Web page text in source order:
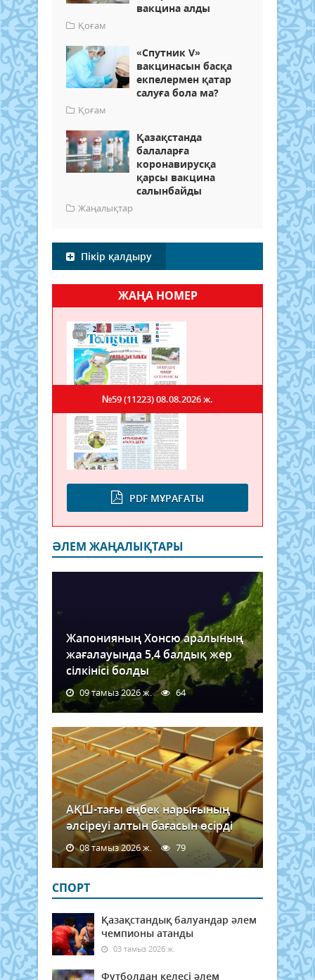
вакцина алды
Қоғам
«Спутник V»
вакцинасын басқа
екпелермен қатар
салуға бола ма?
Қоғам
Қазақстанда
балаларға
коронавирусқа
қарсы вакцина
салынбайды
Жаңалықтар
Пікір қалдыру
ЖАҢА НОМЕР
PDF МҰРАҒАТЫ
№59 (11223)08.08.2026 ж.
ӘЛЕМ ЖАҢАЛЫҚТАРЫ
Жапонияның Хонсю аралының
жағалауында 5,4 балдық жер
сілкінісі болды
09 тамыз 2026 ж. 64
АҚШ-тағы еңбек нарығының
әлсіреуі алтын бағасын өсірді
08 тамыз 2026 ж. 79
СПОРТ
Қазақстандық балуандар әлем
чемпионы атанды
03 тамыз 2026 ж.
Футболдан келесі әлем